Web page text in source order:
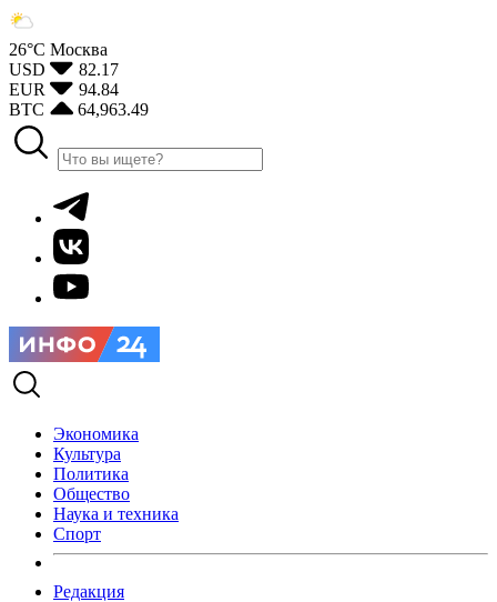
26°С Москва
USD
82.17
EUR
94.84
BTC
64,963.49
Экономика
Культура
Политика
Общество
Наука и техника
Спорт
Редакция